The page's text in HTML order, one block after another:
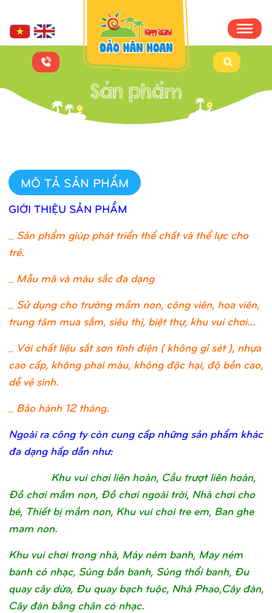
MÔ TẢ SẢN PHẨM
GIỚI THIỆU SẢN PHẨM
Sản phẩm giúp phát triển thể chất và thể lực cho
trẻ.
_ Mẫu mã và màu sắc đa dạng
_ Sử dụng cho trường mầm non, công viên, hoa viên,
trung tâm mua sắm, siêu thị, biệt thự, khu vui chơi…
_ Với chất liệu sắt sơn tĩnh điện ( không gỉ sét ), nhựa
cao cấp, không phai màu, không độc hại, độ bền cao,
dễ vệ sinh.
_ Bảo hành 12 tháng.
Ngoài ra công ty còn cung cấp những sản phẩm khác
đa dạng hấp dẫn như:
Khu vui chơi liên hoàn, Cầu trượt liên hoàn,
Đồ chơi mầm non, Đồ chơi ngoài trời, Nhà chơi cho
bé, Thiết bị mầm non, Khu vui choi tre em, Ban ghe
mam non.
Khu vui chơi trong nhà, Máy ném banh, May ném
banh có nhạc, Súng bắn banh, Súng thổi banh, Đu
quay cây dừa, Đu quay bạch tuộc, Nhà Phao,Cây đàn,
Cây đàn bằng chân có nhạc.